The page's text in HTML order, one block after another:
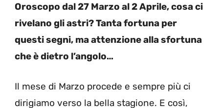
Oroscopo dal 27 Marzo al 2 Aprile, cosa ci
rivelano gli astri? Tanta fortuna per
questi segni, ma attenzione alla sfortuna
che è dietro l’angolo…
Il mese di Marzo procede e sempre più ci
dirigiamo verso la bella stagione. E così,